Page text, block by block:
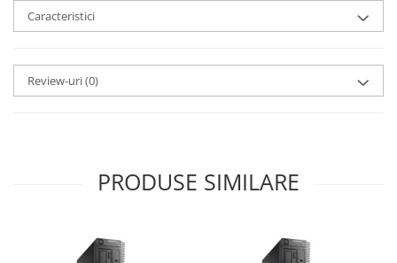
Caracteristici
Review-uri(0)
PRODUSE SIMILARE